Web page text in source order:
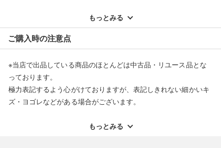
配送料ともに当社負担で対応いたします。
※オンラインストアで購入頂いた商品は、店頭での返品はお受け
できません。また、商品の修理及び交換に関しては承ることがで
返品・交換について
もっとみる
ご購入時の注意点
※当店で出品している商品のほとんどは中古品・リユース品とな
っております。
極力表記するよう心がけておりますが、表記しきれない細かいキ
ズ・ヨゴレなどがある場合がございます。
もっとみる